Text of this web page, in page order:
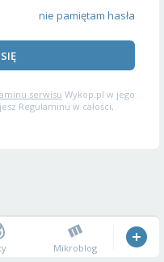
nie pamiętam hasła
serwisu Wykop.pl w jego
Regulaminu w całości,
Mikroblog